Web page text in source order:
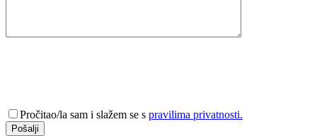
Pročitao/la sam i slažem se s pravilima privatnosti.